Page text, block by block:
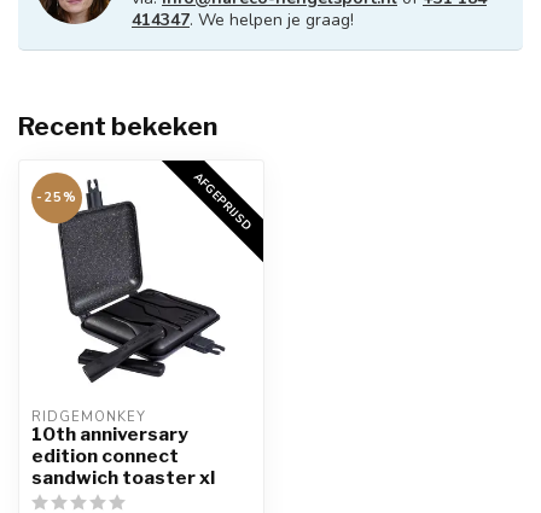
414347. We helpen je graag!
Recent bekeken
AFGEPRIJSD
-25%
RIDGEMONKEY
10th anniversary
edition connect
sandwich toaster xl